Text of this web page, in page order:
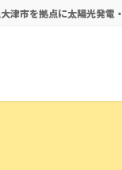
津市を拠点に太陽光発